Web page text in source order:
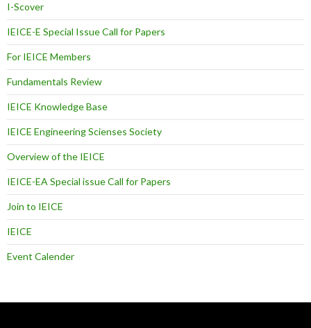
I-Scover
IEICE-E Special Issue Call for Papers
For IEICE Members
Fundamentals Review
IEICE Knowledge Base
IEICE Engineering Scienses Society
Overview of the IEICE
IEICE-EA Special issue Call for Papers
Join to IEICE
IEICE
Event Calender